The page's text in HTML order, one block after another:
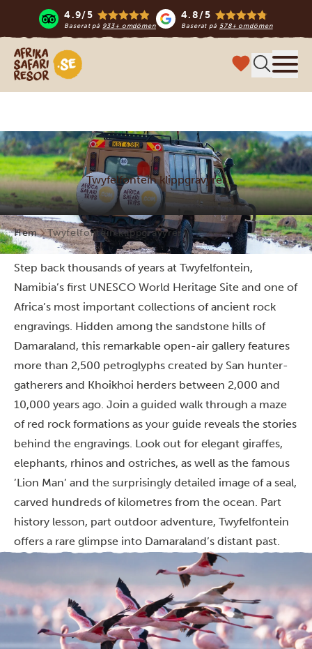
4.9/5
Baserat på 933+ omdömen
4.8/5
Baserat på 578+ omdömen
Safari-resor i Afrika
Twyfelfontein klippgravyrer
Hem Twyfelfontein klippgravyrer
Step back thousands of years at Twyfelfontein,
Namibia’s first UNESCO World Heritage Site and one of
Africa’s most important collections of ancient rock
engravings. Hidden among the sandstone hills of
Damaraland, this remarkable open-air gallery features
more than 2,500 petroglyphs created by San hunter-
gatherers and Khoikhoi herders between 2,000 and
10,000 years ago. Join a guided walk through a maze
of red rock formations as your guide reveals the stories
behind the engravings. Look out for elegant giraffes,
elephants, rhinos and ostriches, as well as the famous
’Lion Man’ and the surprisingly detailed image of a seal,
carved hundreds of kilometres from the ocean. Part
history lesson, part outdoor adventure, Twyfelfontein
offers a rare glimpse into Damaraland’s distant past.